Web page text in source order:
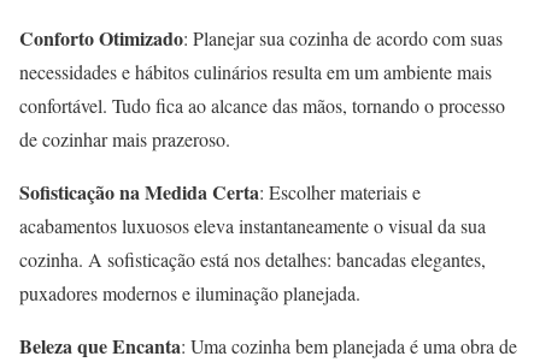
Conforto Otimizado: Planejar sua cozinha de acordo com suas
necessidades e hábitos culinários resulta em um ambiente mais
confortável. Tudo fica ao alcance das mãos, tornando o processo
de cozinhar mais prazeroso.
Sofisticação na Medida Certa: Escolher materiais e
acabamentos luxuosos eleva instantaneamente o visual da sua
cozinha. A sofisticação está nos detalhes: bancadas elegantes,
puxadores modernos e iluminação planejada.
Beleza que Encanta: Uma cozinha bem planejada é uma obra de